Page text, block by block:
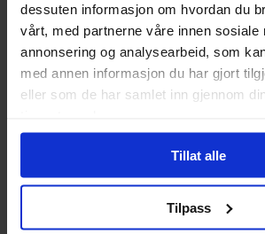
dessuten informasjon om hvordan du
vårt, med partnerne våre innen sosiale
annonsering og analysearbeid, som
med annen informasjon du har gjort
eller som de har samlet inn gjennom
Tillat alle
Tilpass
Mickey's Craziest
Adventures
Lewis Trondheim
Walt
Mouse
David
Walt
359,10
399